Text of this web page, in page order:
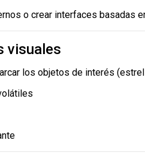
o crear interfaces basadas
visuales
los objetos de interés